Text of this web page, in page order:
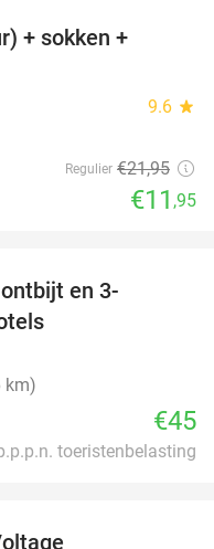
+ sokken +
9.6 star
Regulier €21,95
€11 ,95
en 3-
km)
€45
toeristenbelasting